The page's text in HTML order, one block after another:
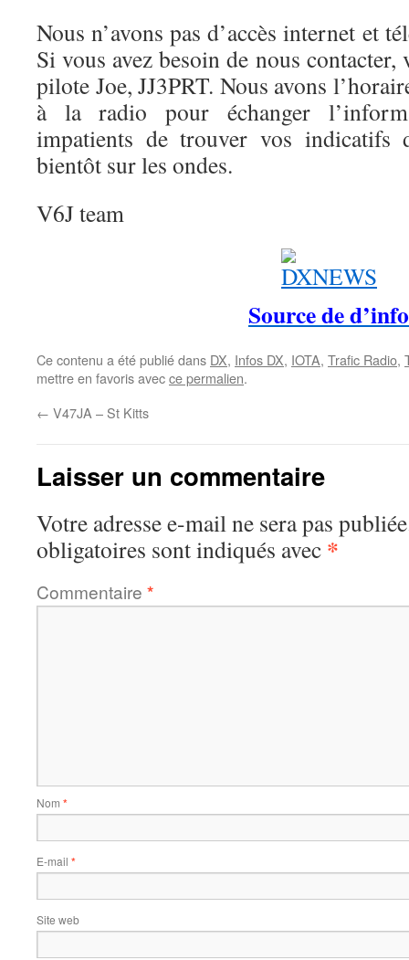
Nous n’avons pas d’accès internet et
Si vous avez besoin de nous
pilote Joe, JJ3PRT. Nous avons
à la radio pour échanger
impatients de trouver vos indicatifs
bientôt sur les ondes.
V6J team
Source de d’info
Ce contenu a été publié dans DX, Infos DX, IOTA, Trafic Radio,
mettre en favoris avecce permalien.
← V47JA – St Kitts
Laisser un commentaire
Votre adresse e-mail ne sera pas
obligatoires sont indiqués avec *
Commentaire *
Nom *
E-mail *
Site web